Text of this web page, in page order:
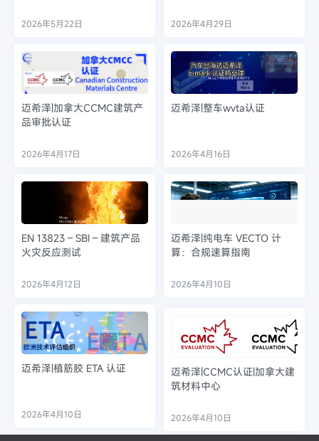
2026年5月22日 2026年4月29日
迈希泽|加拿大CCMC建筑产
品审批认证
2026年4月17日
迈希泽|整车wvta认证
2026年4月16日
EN 13823 – SBI – 建筑产品
火灾反应测试
2026年4月12日
迈希泽|纯电车 VECTO 计
算：合规速算指南
2026年4月10日
迈希泽|植筋胶 ETA 认证
2026年4月10日
迈希泽|CCMC认证|加拿大建
筑材料中心
2026年4月10日